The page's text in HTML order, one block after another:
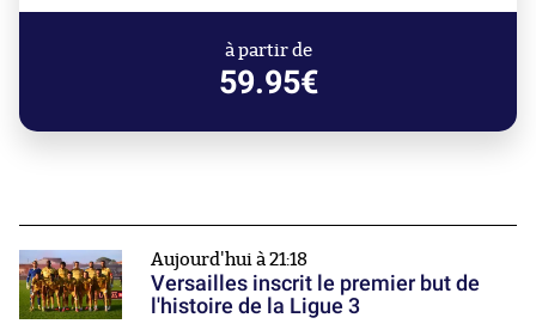
à partir de
59.95€
Aujourd'hui à 21:18
Versailles inscrit le premier but de
l'histoire de la Ligue 3